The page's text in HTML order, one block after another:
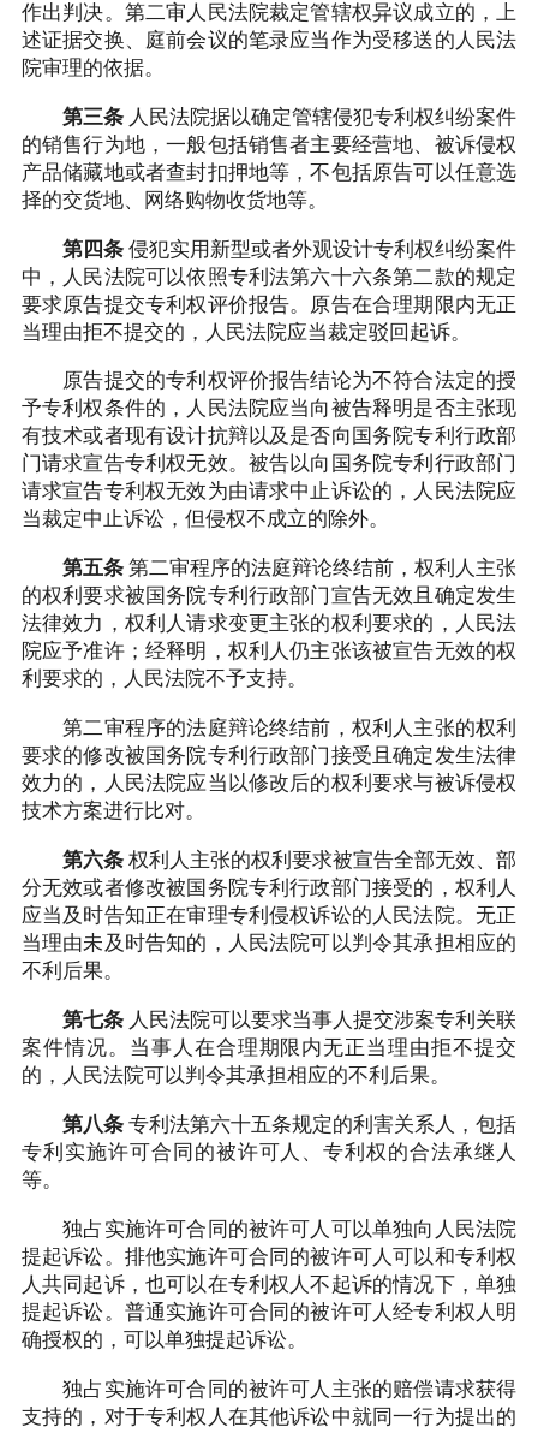
作出判决。第二审人民法院裁定管辖权异议成立的，上
述证据交换、庭前会议的笔录应当作为受移送的人民法
院审理的依据。
第三条人民法院据以确定管辖侵犯专利权纠纷案件
的销售行为地，一般包括销售者主要经营地、被诉侵权
产品储藏地或者查封扣押地等，不包括原告可以任意选
择的交货地、网络购物收货地等。
第四条侵犯实用新型或者外观设计专利权纠纷案件
中，人民法院可以依照专利法第六十六条第二款的规定
要求原告提交专利权评价报告。原告在合理期限内无正
当理由拒不提交的，人民法院应当裁定驳回起诉。
原告提交的专利权评价报告结论为不符合法定的授
予专利权条件的，人民法院应当向被告释明是否主张现
有技术或者现有设计抗辩以及是否向国务院专利行政部
门请求宣告专利权无效。被告以向国务院专利行政部门
请求宣告专利权无效为由请求中止诉讼的，人民法院应
当裁定中止诉讼，但侵权不成立的除外。
第五条第二审程序的法庭辩论终结前，权利人主张
的权利要求被国务院专利行政部门宣告无效且确定发生
法律效力，权利人请求变更主张的权利要求的，人民法
院应予准许；经释明，权利人仍主张该被宣告无效的权
利要求的，人民法院不予支持。
第二审程序的法庭辩论终结前，权利人主张的权利
要求的修改被国务院专利行政部门接受且确定发生法律
效力的，人民法院应当以修改后的权利要求与被诉侵权
技术方案进行比对。
第六条权利人主张的权利要求被宣告全部无效、部
分无效或者修改被国务院专利行政部门接受的，权利人
应当及时告知正在审理专利侵权诉讼的人民法院。无正
当理由未及时告知的，人民法院可以判令其承担相应的
不利后果。
第七条人民法院可以要求当事人提交涉案专利关联
案件情况。当事人在合理期限内无正当理由拒不提交
的，人民法院可以判令其承担相应的不利后果。
第八条 专利法第六十五条规定的利害关系人，包括
专利实施许可合同的被许可人、专利权的合法承继人
等。
独占实施许可合同的被许可人可以单独向人民法院
提起诉讼。排他实施许可合同的被许可人可以和专利权
人共同起诉，也可以在专利权人不起诉的情况下，单独
提起诉讼。普通实施许可合同的被许可人经专利权人明
确授权的，可以单独提起诉讼。
独占实施许可合同的被许可人主张的赔偿请求获得
支持的，对于专利权人在其他诉讼中就同一行为提出的